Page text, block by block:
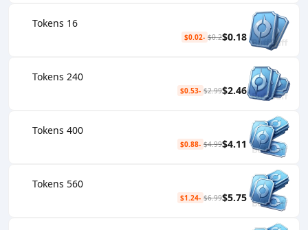
16 Tokens
$0.18
$0.2
-$0.02
240 Tokens
$2.46
$2.99
-$0.53
400 Tokens
$4.11
$4.99
-$0.88
560 Tokens
$5.75
$6.99
-$1.24